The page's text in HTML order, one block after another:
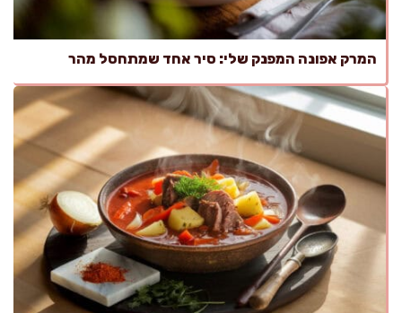
המרק אפונה המפנק שלי: סיר אחד שמתחסל מהר